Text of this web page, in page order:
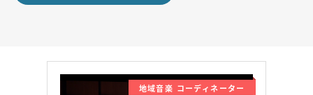
地域音楽 コーディネーター